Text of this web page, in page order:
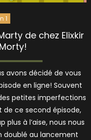
1
de chez Elixkir
avons décidé de vous
en ligne! Souvent
petites imperfections
de ce second épisode,
à l’aise, nous nous
doublé au lancement